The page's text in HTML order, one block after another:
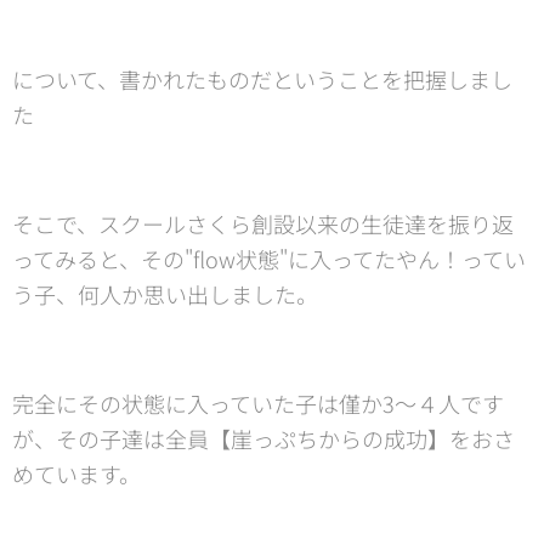
について、書かれたものだということを把握しまし
た😊
そこで、スクールさくら創設以来の生徒達を振り返
ってみると、その"flow状態"に入ってたやん！ってい
う子、何人か思い出しました。
完全にその状態に入っていた子は僅か3〜４人です
が、その子達は全員【崖っぷちからの成功】をおさ
めています。